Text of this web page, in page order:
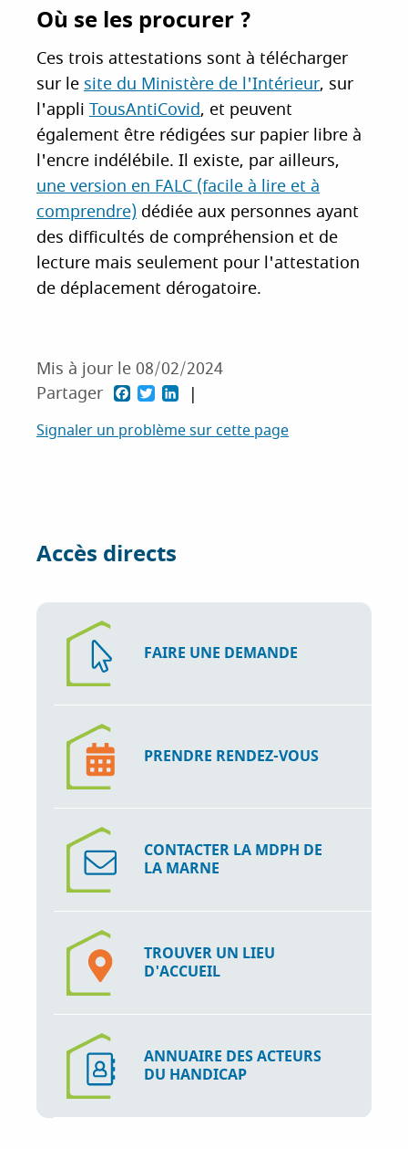
Où se les procurer ?
Ces trois attestations sont à télécharger
sur le site du Ministère de l'Intérieur, sur
l'appli TousAntiCovid, et peuvent
également être rédigées sur papier libre à
l'encre indélébile. Il existe, par ailleurs,
une version en FALC (facile à lire et à
comprendre) dédiée aux personnes ayant
des difficultés de compréhension et de
lecture mais seulement pour l'attestation
de déplacement dérogatoire.
Mis à jour le 08/02/2024
Partager
F
a
o
o
k
T
w
e
r
L
i
n
Signaler un problème sur cette page
Accès directs
FAIRE UNE DEMANDE
PRENDRE RENDEZ-VOUS
CONTACTER LA MDPH DE
LA MARNE
TROUVER UN LIEU
D'ACCUEIL
ANNUAIRE DES ACTEURS
DU HANDICAP